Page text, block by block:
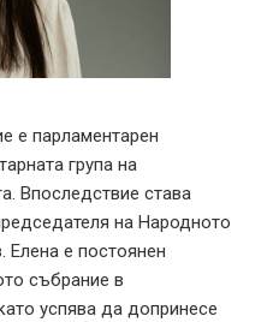
е парламентарен
група на
Впоследствие става
на Народното
е постоянен
събрание в
успява да допринесе